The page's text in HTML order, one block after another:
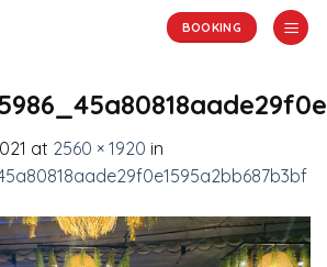
BOOKING
at 2560 × 1920 in